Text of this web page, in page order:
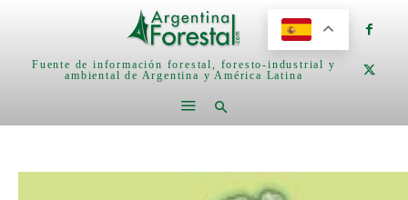
Fuente de información forestal, foresto-industrial y
ambiental de Argentina y América Latina